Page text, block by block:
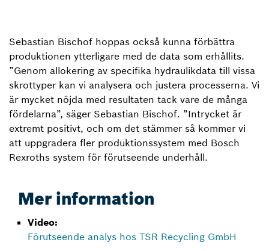
Sebastian Bischof hoppas också kunna förbättra
produktionen ytterligare med de data som erhållits.
”Genom allokering av specifika hydraulikdata till vissa
skrottyper kan vi analysera och justera processerna. Vi
är mycket nöjda med resultaten tack vare de många
fördelarna”, säger Sebastian Bischof. ”Intrycket är
extremt positivt, och om det stämmer så kommer vi
att uppgradera fler produktionssystem med Bosch
Rexroths system för förutseende underhåll.
Mer information
Video:
Förutseende analys hos TSR Recycling GmbH